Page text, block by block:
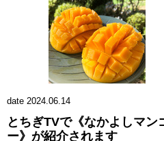
date 2024.06.14
とちぎTVで《なかよしマン
ー》が紹介されます